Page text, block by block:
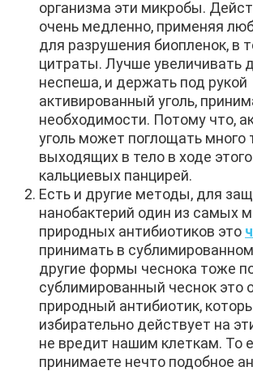
организма эти микробы.
очень медленно, применяя
для разрушения биопленок, в
цитраты. Лучше увеличивать
неспеша, и держать под рукой
активированный уголь,
необходимости. Потому что,
уголь может поглощать много
выходящих в тело в ходе
кальциевых панцирей.
Есть и другие методы, для
нанобактерий один из самых
природных антибиотиков это
принимать в
другие формы чеснока тоже
сублимированный чеснок это
природный антибиотик,
избирательно действует на
не вредит нашим клеткам. То
принимаете нечто подобное